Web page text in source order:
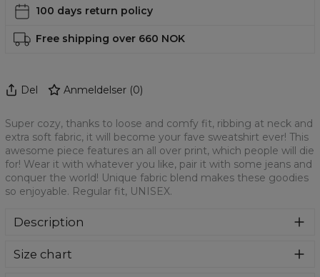
100 days return policy
Free shipping over 660 NOK
Del Anmeldelser (0)
Super cozy, thanks to loose and comfy fit, ribbing at neck and
extra soft fabric, it will become your fave sweatshirt ever! This
awesome piece features an all over print, which people will die
for! Wear it with whatever you like, pair it with some jeans and
conquer the world! Unique fabric blend makes these goodies
so enjoyable. Regular fit, UNISEX.
Description
bawełny i poliestru z wysokiej jakości nadrukiem z przodu i
Size chart